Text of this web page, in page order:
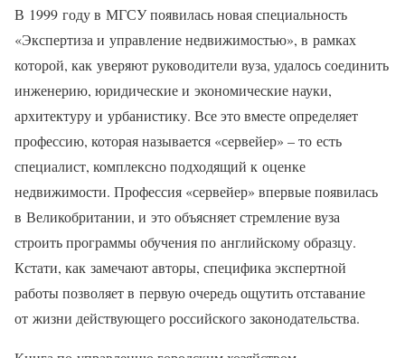
В 1999 году в МГСУ появилась новая специальность
«Экспертиза и управление недвижимостью», в рамках
которой, как уверяют руководители вуза, удалось соединить
инженерию, юридические и экономические науки,
архитектуру и урбанистику. Все это вместе определяет
профессию, которая называется «сервейер» – то есть
специалист, комплексно подходящий к оценке
недвижимости. Профессия «сервейер» впервые появилась
в Великобритании, и это объясняет стремление вуза
строить программы обучения по английскому образцу.
Кстати, как замечают авторы, специфика экспертной
работы позволяет в первую очередь ощутить отставание
от жизни действующего российского законодательства.